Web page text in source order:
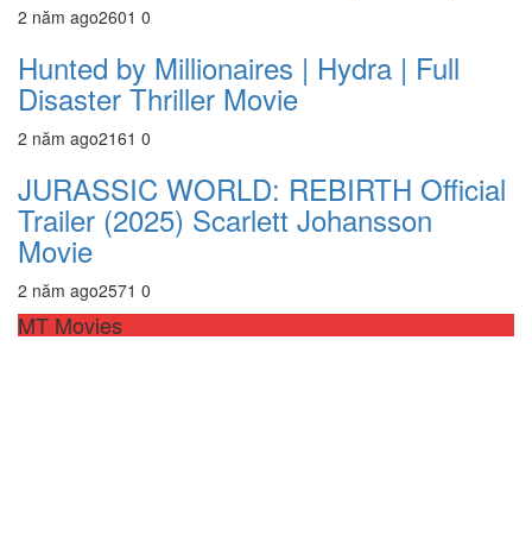
2 năm ago2601 0
Hunted by Millionaires | Hydra | Full
Disaster Thriller Movie
2 năm ago2161 0
JURASSIC WORLD: REBIRTH Official
Trailer (2025) Scarlett Johansson
Movie
2 năm ago2571 0
MT Movies